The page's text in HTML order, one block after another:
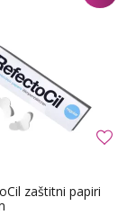
zaštitni papiri